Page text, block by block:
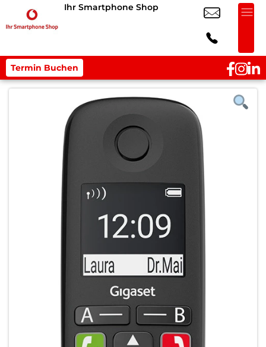
Ihr Smartphone Shop
Termin Buchen